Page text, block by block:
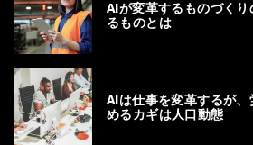
AIが変革するものづく
るものとは
AIは仕事を変革するが
めるカギは人口動態